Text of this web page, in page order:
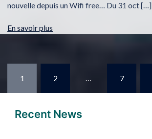
nouvelle depuis un Wifi free… Du 31 oct […]
En savoir plus
1 2 … 7
Recent News